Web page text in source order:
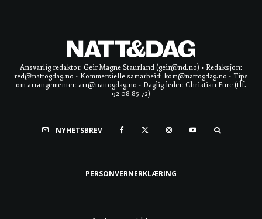
Ansvarlig redaktør: Geir Magne Staurland (geir@nd.no) • Redaksjon:
red@nattogdag.no • Kommersielle samarbeid: kom@nattogdag.no • Tips
om arrangementer: arr@nattogdag.no • Daglig leder: Christian Fure (tlf.
92 08 85 72)
NYHETSBREV
PERSONVERNERKLÆRING